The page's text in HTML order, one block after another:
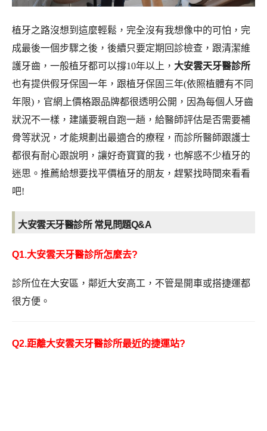
植牙之路沒想到這麼輕鬆，完全沒有我想像中的可怕，完
成最後一個步驟之後，後續只要定期回診檢查，跟清潔維
護牙齒，一般植牙都可以撐10年以上， 大安雲天牙醫診所
也有提供假牙保固一年，跟植牙保固三年(依照植體有不同
年限)，官網上價格跟品牌都很透明公開，因為每個人牙齒
狀況不一樣，建議要親自跑一趟，給醫師評估是否需要補
骨等狀況，才能規劃出最適合的療程，而診所醫師跟護士
都很有耐心跟說明，讓好奇寶寶的我，也解惑不少植牙的
迷思。推薦給想要找平價植牙的朋友，趕緊找時間來看看
吧!
大安雲天牙醫診所 常見問題Q&A
Q1.大安雲天牙醫診所怎麼去?
診所位在大安區，鄰近大安高工，不管是開車或搭捷運都
很方便。
Q2.距離大安雲天牙醫診所最近的捷運站?